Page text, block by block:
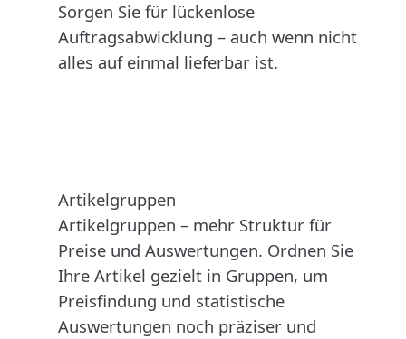
Sorgen Sie für lückenlose
Auftragsabwicklung – auch wenn nicht
alles auf einmal lieferbar ist.
Artikelgruppen
Artikelgruppen – mehr Struktur für
Preise und Auswertungen. Ordnen Sie
Ihre Artikel gezielt in Gruppen, um
Preisfindung und statistische
Auswertungen noch präziser und